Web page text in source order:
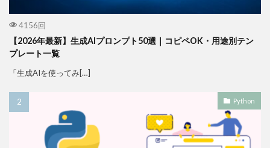
4156回
【2026年最新】生成AIプロンプト50選｜コピペOK・用途別テン
プレート一覧
「生成AIを使ってみ[…]
Python